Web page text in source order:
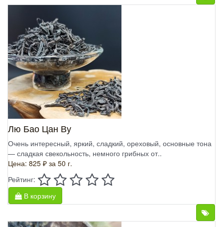
Лю Бао Цан Ву
Очень интересный, яркий, сладкий, ореховый, основные тона
— сладкая свекольность, немного грибных от..
Цена: 825 ₽ за 50 г.
Рейтинг:
В корзину